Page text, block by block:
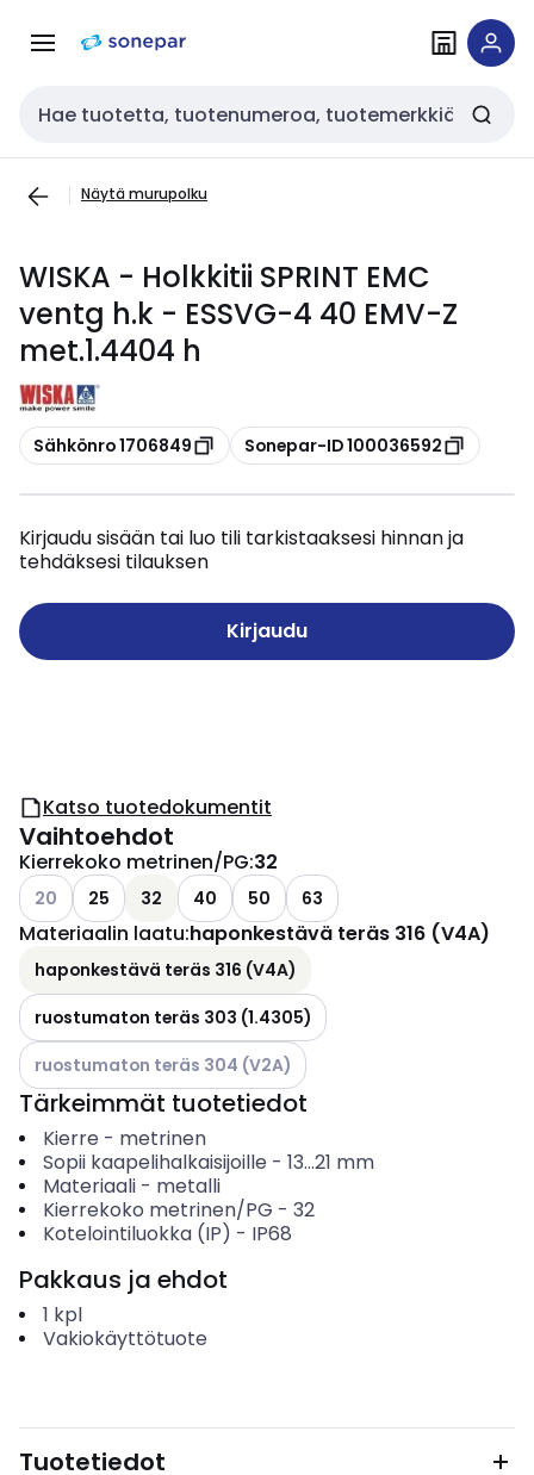
navigointiinsisältöön
Haku
Näytä murupolku
WISKA - Holkkitii SPRINT EMC
ventg h.k - ESSVG-4 40 EMV-Z
met.1.4404 h
Kopioi
Sähkönro 1706849 Kopioi
Sonepar-ID 100036592
Kirjaudu sisään tai luo tili tarkistaaksesi hinnan ja
tehdäksesi tilauksen
Kirjaudu
Katso tuotedokumentit
Vaihtoehdot
Kierrekoko metrinen/PG:32
Katso käytettävissä olevat vaihtoehdot
20 25 32 40 50 63
Materiaalin laatu:haponkestävä teräs 316 (V4A)
haponkestävä teräs 316 (V4A)
ruostumaton teräs 303 (1.4305)
Katso käytettävissä olevat vaihtoehdot
ruostumaton teräs 304 (V2A)
Tärkeimmät tuotetiedot
Kierre - metrinen
Sopii kaapelihalkaisijoille - 13...21 mm
Materiaali- metalli
Kierrekoko metrinen/PG - 32
Kotelointiluokka (IP) - IP68
Pakkaus ja ehdot
1 kpl
Vakiokäyttötuote
Tuotetiedot